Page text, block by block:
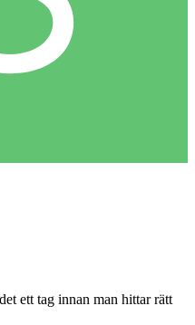
ett tag innan man hittar rätt